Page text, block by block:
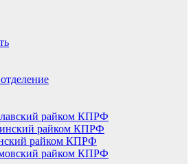
райком КПРФ
райком КПРФ
райком КПРФ
райком КПРФ